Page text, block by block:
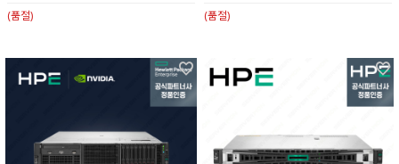
(품절) (품절)